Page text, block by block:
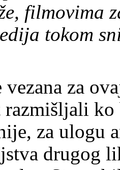
filmovima
tokom
vezana za
ko
za ulogu
drugog